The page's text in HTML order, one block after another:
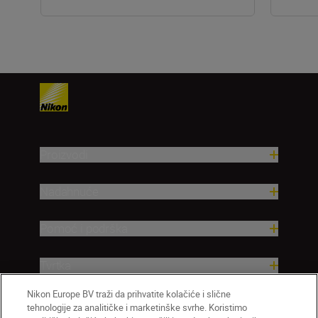
Nikon Europe BV traži da prihvatite kolačiće i slične
tehnologije za analitičke i marketinške svrhe. Koristimo